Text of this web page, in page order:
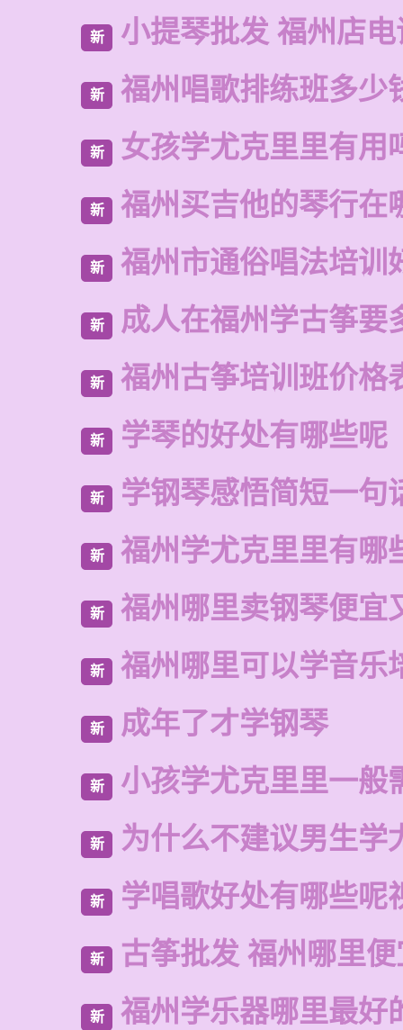
新 小提琴批发 福州店
新 福州唱歌排练班多少
新 女孩学尤克里里有用
新 福州买吉他的琴行在
新 福州市通俗唱法培训
新 成人在福州学古筝要
新 福州古筝培训班价格
新 学琴的好处有哪些呢
新 学钢琴感悟简短一句
新 福州学尤克里里有哪
新 福州哪里卖钢琴便宜
新 福州哪里可以学音乐
新 成年了才学钢琴
新 小孩学尤克里里一般
新 为什么不建议男生学
新 学唱歌好处有哪些呢
新 古筝批发 福州哪里
新 福州学乐器哪里最好